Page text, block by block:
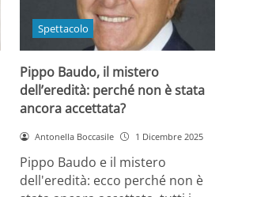
Spettacolo
Pippo Baudo, il mistero
dell’eredità: perché non è stata
ancora accettata?
Antonella Boccasile 1 Dicembre 2025
Pippo Baudo e il mistero
dell'eredità: ecco perché non è